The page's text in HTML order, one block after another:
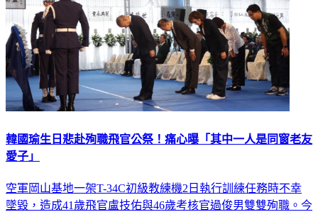
愛子」
墜毀，造成41歲飛官盧技佑與46歲考核官過俊男雙雙殉職。今
（17）日軍方舉行聯合告別式，總統賴清德親臨頒發褒揚令並